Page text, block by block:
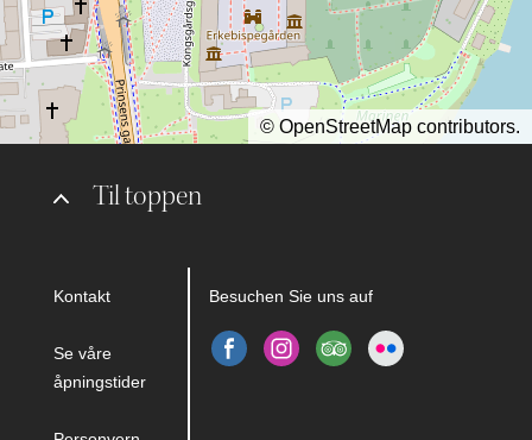
Til toppen
Kontakt
Se våre
åpningstider
Besuchen Sie uns auf
© OpenStreetMap contributors.